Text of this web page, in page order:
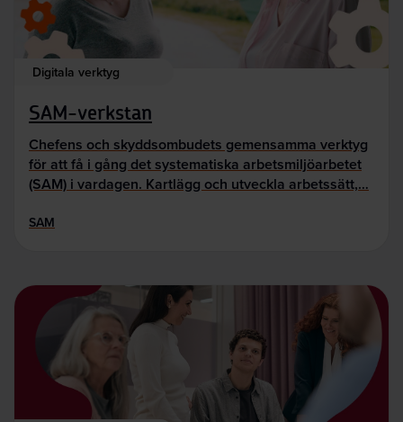
Digitala verktyg
SAM-verkstan
Chefens och skyddsombudets gemensamma verktyg
för att få i gång det systematiska arbetsmiljöarbetet
(SAM) i vardagen. Kartlägg och utveckla arbetssätt,…
SAM